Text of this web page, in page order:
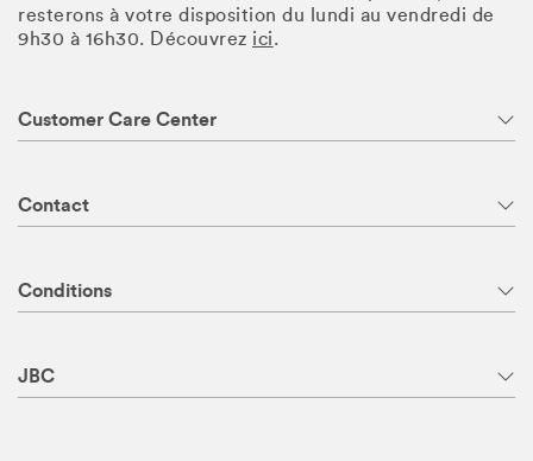
resterons à votre disposition du lundi au vendredi de
9h30 à 16h30. Découvrez ici.
Customer Care Center
Contact
Conditions
JBC